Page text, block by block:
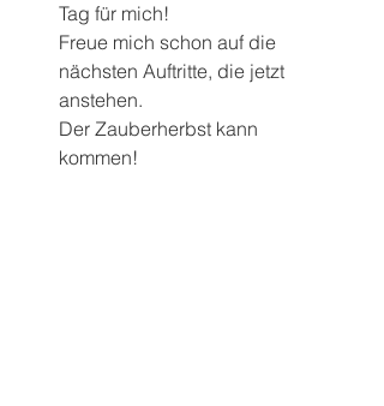
Tag für mich!
Freue mich schon auf die
nächsten Auftritte, die jetzt
anstehen.
Der Zauberherbst kann
kommen!